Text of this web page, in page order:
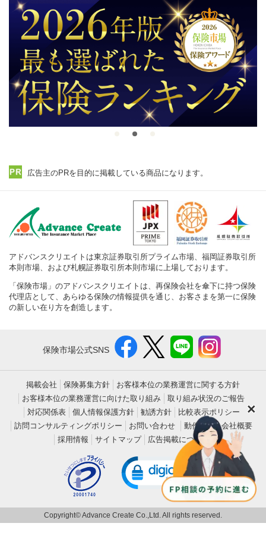
×
広告主のPRを目的に掲載している商品になります。
アドバンスクリエイトは東京証券取引所プライム市場、福岡証券取引所
本則市場、および札幌証券取引所本則市場に上場しております。
「保険市場」のアドバンスクリエイトは、再保険会社を傘下に持つ保険
代理店として、あらゆる保険の情報提供を通じ、お客さまを第一に保険
の新しい在り方を創造します。
保険市場公式SNS
掲載会社 保険募集方針
お客様本位の業務運営に関する方針
お客様本位の業務運営に向けた取り組み
取り組み状況のご報告
対応関係表
個人情報保護方針 勧誘方針
比較表示ポリシー
訪問コンサルティングポリシー
お問い合わせ 動作環境
会社概要
採用情報
サイトマップ 広告掲載について
Copyright© Advance Create Co.,Ltd. All rights reserved.